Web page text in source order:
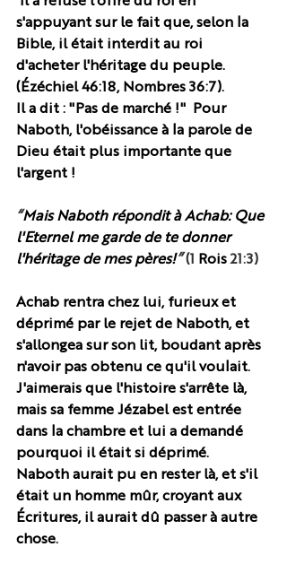
s'appuyant sur le fait que, selon la
Bible, il était interdit au roi
d'acheter l'héritage du peuple.
(Ézéchiel 46:18, Nombres 36:7).
Il a dit : "Pas de marché !"  Pour
Naboth, l'obéissance à la parole de
Dieu était plus importante que
l'argent !
“Mais Naboth répondit à Achab: Que
l'Eternel me garde de te donner
l'héritage de mes pères!” (1 Rois 21:3)
Achab rentra chez lui, furieux et
déprimé par le rejet de Naboth, et
s'allongea sur son lit, boudant après
n'avoir pas obtenu ce qu'il voulait.
J'aimerais que l'histoire s'arrête là,
mais sa femme Jézabel est entrée
dans la chambre et lui a demandé
pourquoi il était si déprimé.
Naboth aurait pu en rester là, et s'il
était un homme mûr, croyant aux
Écritures, il aurait dû passer à autre
chose.